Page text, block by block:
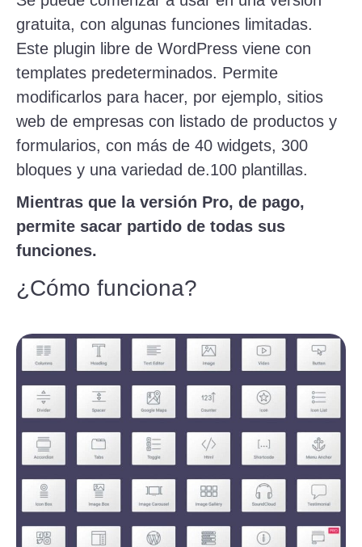
gratuita, con algunas funciones limitadas.
Este plugin libre de WordPress viene con
templates predeterminados. Permite
modificarlos para hacer, por ejemplo, sitios
web de empresas con listado de productos y
formularios, con más de 40 widgets, 300
bloques y una variedad de.100 plantillas.
Mientras que la versión Pro, de pago,
permite sacar partido de todas sus
funciones.
¿Cómo funciona?